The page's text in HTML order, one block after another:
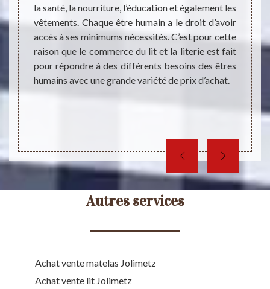
la
Les
de
est
la santé, la nourriture, l’éducation et également les
vêtements. Chaque être humain a le droit d’avoir
accès à ses minimums nécessités. C’est pour cette
raison que le commerce du lit et la literie est fait
pour répondre à des différents besoins des êtres
humains avec une grande variété de prix d’achat.
les
Si
Autres services
Achat vente matelas Jolimetz
Achat vente lit Jolimetz